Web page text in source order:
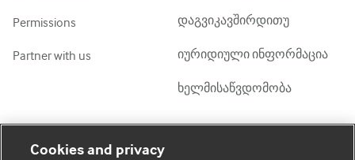
Permissions
Partner with us
დაგვიკავშირდითუ
იურიდიული ინფორმაცია
ხელმისაწვდომობა
ჩემი ანგარიში
Cookies and privacy